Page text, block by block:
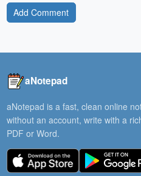
Add Comment
aNotepad
aNotepad is a fast, clean online
without an account, write with a
PDF or Word.